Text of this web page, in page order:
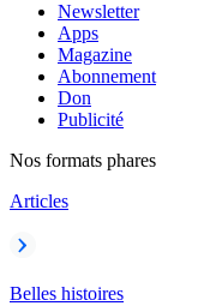
Newsletter
Apps
Magazine
Abonnement
Don
Publicité
Nos formats phares
Articles
Belles histoires